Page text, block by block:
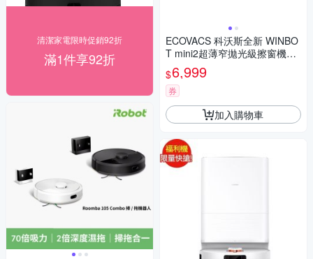
清潔家電限時促銷92折
滿1件享92折
ECOVACS 科沃斯全新 WINBO
T mini2超薄窄拋光級擦窗機器
人
$6,999
券
加入購物車